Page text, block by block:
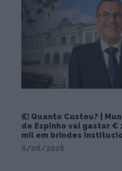
💶 Quanto Custou? |
de Espinho vai gastar €
mil em brindes
6/08/2026